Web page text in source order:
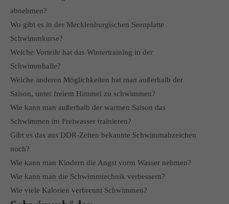
abnehmen?
Wo gibt es in der Mecklenburgischen Seenplatte
Schwimmkurse?
Welche Vorteile hat das Wintertraining in der
Schwimmhalle?
Welche anderen Möglichkeiten hat man außerhalb der
Saison, unter freiem Himmel zu schwimmen?
Wie kann man außerhalb der warmen Saison das
Schwimmen im Freiwasser trainieren?
Gibt es das aus DDR-Zeiten bekannte Schwimmabzeichen
noch?
Wie kann man Kindern die Angst vorm Wasser nehmen?
Wie kann man die Schwimmtechnik verbessern?
Wie viele Kalorien verbrennt Schwimmen?